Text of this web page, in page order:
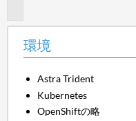
環境
Astra Trident
Kubernetes
OpenShiftの略